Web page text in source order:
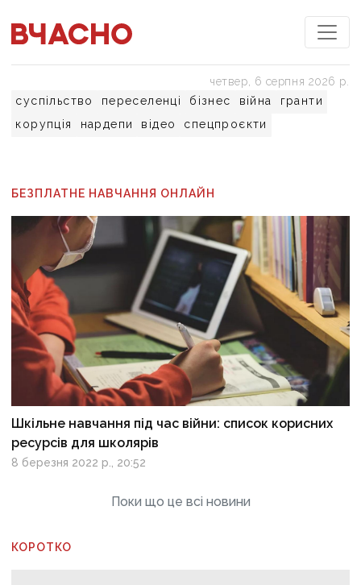
суспільство переселенці бізнес війна
гранти
корупція
нардепи відео спецпроєкти
четвер, 6 серпня 2026 р.
БЕЗПЛАТНЕ НАВЧАННЯ ОНЛАЙН
Шкільне навчання під час війни: список корисних
ресурсів для школярів
8 березня 2022 р., 20:52
Поки що це всі новини
КОРОТКО